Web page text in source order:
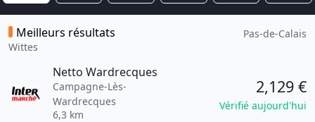
Meilleurs résultats
Wittes
Pas-de-Calais
Netto Wardrecques
Campagne-Lès-
Wardrecques
6,3 km
2,129 €
Vérifié aujourd'hui